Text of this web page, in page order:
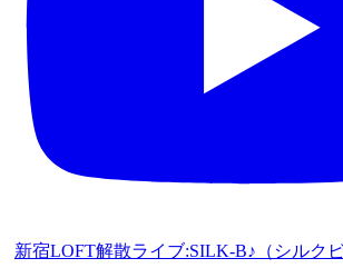
新宿LOFT解散ライブ:SILK-B♪（シルクビ